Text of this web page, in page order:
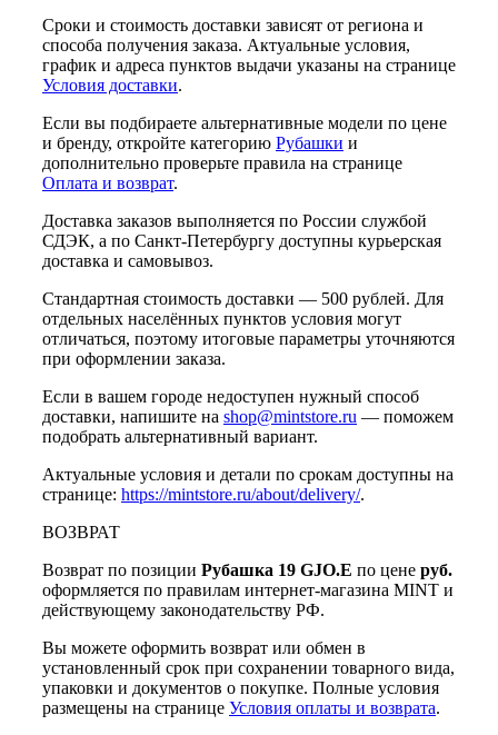
Сроки и стоимость доставки зависят от региона и
способа получения заказа. Актуальные условия,
график и адреса пунктов выдачи указаны на странице
Условия доставки.
Если вы подбираете альтернативные модели по цене
и бренду, откройте категорию Рубашки и
дополнительно проверьте правила на странице
Оплата и возврат.
Доставка заказов выполняется по России службой
СДЭК, а по Санкт-Петербургу доступны курьерская
доставка и самовывоз.
Стандартная стоимость доставки — 500 рублей. Для
отдельных населённых пунктов условия могут
отличаться, поэтому итоговые параметры уточняются
при оформлении заказа.
Если в вашем городе недоступен нужный способ
доставки, напишите на shop@mintstore.ru — поможем
подобрать альтернативный вариант.
Актуальные условия и детали по срокам доступны на
странице: https://mintstore.ru/about/delivery/.
ВОЗВРАТ
Возврат по позиции Рубашка 19 GJO.E по цене руб.
оформляется по правилам интернет-магазина MINT и
действующему законодательству РФ.
Вы можете оформить возврат или обмен в
установленный срок при сохранении товарного вида,
упаковки и документов о покупке. Полные условия
размещены на странице Условия оплаты и возврата.